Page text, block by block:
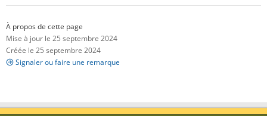
À propos de cette page
Mise à jour le 25 septembre 2024
Créée le 25 septembre 2024
Signaler ou faire une remarque